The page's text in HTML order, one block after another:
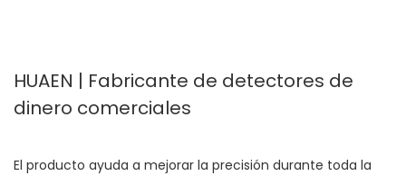
HUAEN | Fabricante de detectores de
dinero comerciales
El producto ayuda a mejorar la precisión durante toda la